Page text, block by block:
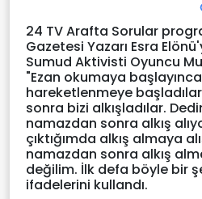
24 TV Arafta Sorular
Gazetesi Yazarı Esra
Sumud Aktivisti Oyuncu
"Ezan okumaya
hareketlenmeye
sonra bizi alkışladılar.
namazdan sonra alkış
çıktığımda alkış almaya
namazdan sonra alkış
değilim. İlk defa böyle bir
ifadelerini kullandı.